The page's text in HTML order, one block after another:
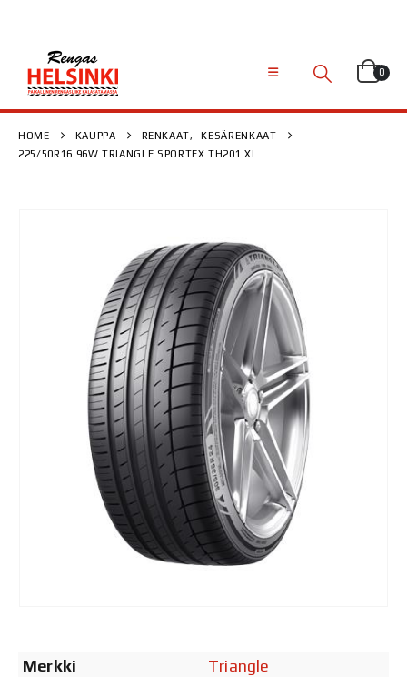
0
HOME KAUPPA RENKAAT,
KESÄRENKAAT
225/50R16 96W TRIANGLE SPORTEX TH201 XL
Merkki
Triangle